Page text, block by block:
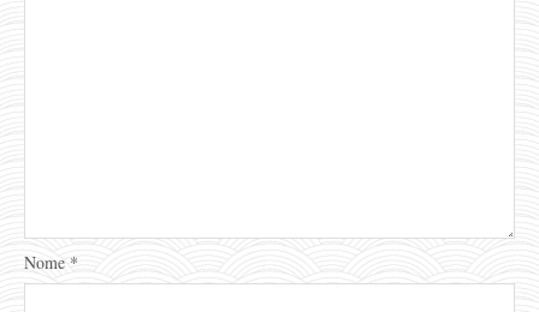
Nome *